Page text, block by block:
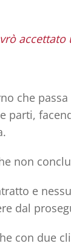
che
non
e
dal
con due